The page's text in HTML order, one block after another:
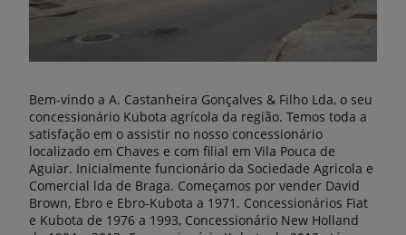
Bem-vindo a A. Castanheira Gonçalves & Filho Lda, o seu
concessionário Kubota agrícola da região. Temos toda a
satisfação em o assistir no nosso concessionário
localizado em Chaves e com filial em Vila Pouca de
Aguiar. Inicialmente funcionário da Sociedade Agricola e
Comercial lda de Braga. Começamos por vender David
Brown, Ebro e Ebro-Kubota a 1971. Concessionários Fiat
e Kubota de 1976 a 1993, Concessionário New Holland